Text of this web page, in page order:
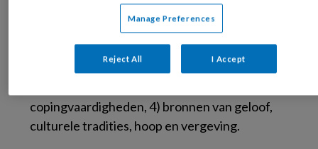
Het laatste hoofdstuk beschrijft de vier pijlers
van veerkracht: 1) sociale steun, vooral
relaties met ondersteunende volwassenen, 2)
een gevoel van controle en geloof in eigen
copingvaardigheden, 4) bronnen van geloof,
culturele tradities, hoop en vergeving.
Manage Preferences
Reject All I Accept